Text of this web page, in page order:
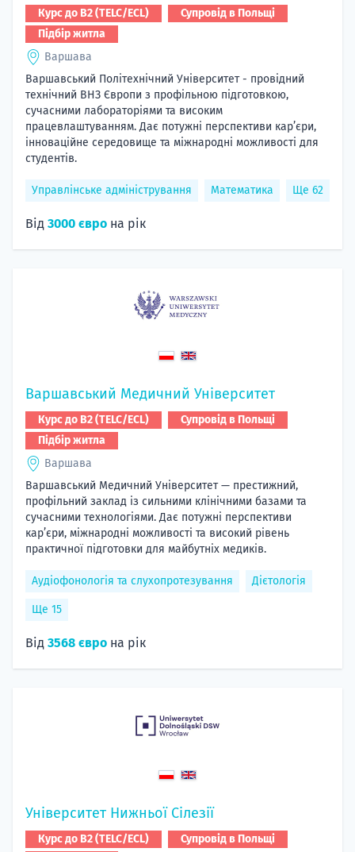
Курс до B2 (TELC/ECL)
Супровід в Польщі
Підбір житла
Варшава
Варшавський Політехнічний Університет - провідний
технічний ВНЗ Європи з профільною підготовкою,
сучасними лабораторіями та високим
працевлаштуванням. Дає потужні перспективи кар’єри,
інноваційне середовище та міжнародні можливості для
студентів.
Управлінське адміністрування Математика Ще 62
Від 3000 євро на рік
Варшавський Медичний Університет
Курс до B2 (TELC/ECL)
Супровід в Польщі
Підбір житла
Варшава
Варшавський Медичний Університет — престижний,
профільний заклад із сильними клінічними базами та
сучасними технологіями. Дає потужні перспективи
кар’єри, міжнародні можливості та високий рівень
практичної підготовки для майбутніх медиків.
Аудіофонологія та слухопротезування Дієтологія
Ще 15
Від 3568 євро на рік
Університет Нижньої Сілезії
Курс до B2 (TELC/ECL)
Супровід в Польщі